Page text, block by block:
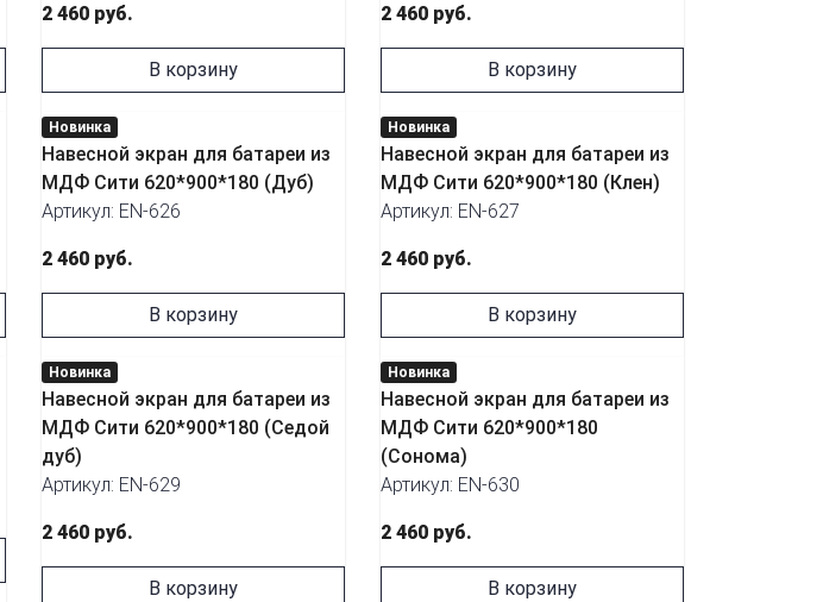
2 460 руб.
В корзину
2 460 руб.
В корзину
Новинка
Навесной экран для батареи из
МДФ Сити 620*900*180 (Дуб)
Артикул: EN-626
2 460 руб.
В корзину
Новинка
Навесной экран для батареи из
МДФ Сити 620*900*180 (Клен)
Артикул: EN-627
2 460 руб.
В корзину
Новинка
Навесной экран для батареи из
МДФ Сити 620*900*180 (Седой
дуб)
Артикул: EN-629
2 460 руб.
В корзину
Новинка
Навесной экран для батареи из
МДФ Сити 620*900*180
(Сонома)
Артикул: EN-630
2 460 руб.
В корзину